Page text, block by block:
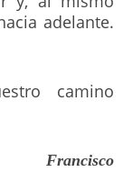
adelante.
camino
Francisco